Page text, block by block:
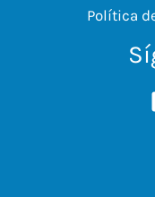
Política